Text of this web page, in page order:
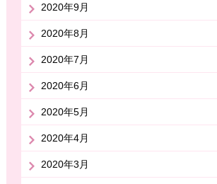
2020年9月
2020年8月
2020年7月
2020年6月
2020年5月
2020年4月
2020年3月